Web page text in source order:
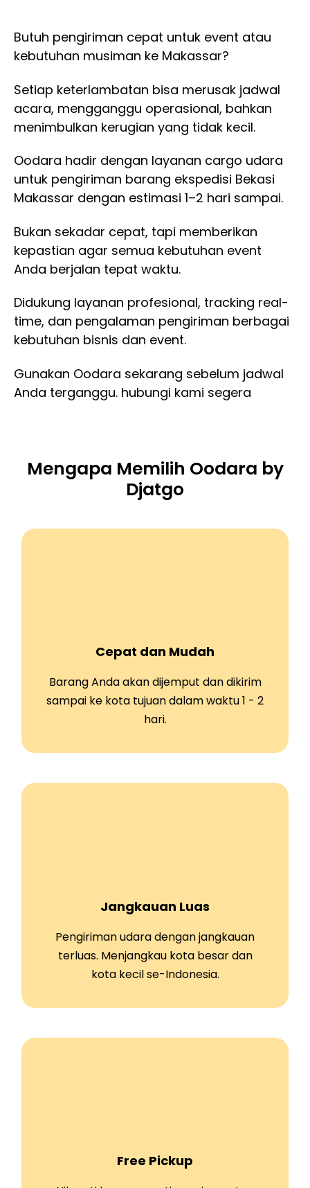
Butuh pengiriman cepat untuk event atau
kebutuhan musiman ke Makassar?
Setiap keterlambatan bisa merusak jadwal
acara, mengganggu operasional, bahkan
menimbulkan kerugian yang tidak kecil.
Oodara hadir dengan layanan cargo udara
untuk pengiriman barang ekspedisi Bekasi
Makassar dengan estimasi 1–2 hari sampai.
Bukan sekadar cepat, tapi memberikan
kepastian agar semua kebutuhan event
Anda berjalan tepat waktu.
Didukung layanan profesional, tracking real-
time, dan pengalaman pengiriman berbagai
kebutuhan bisnis dan event.
Gunakan Oodara sekarang sebelum jadwal
Anda terganggu. hubungi kami segera
Mengapa Memilih Oodara by
Djatgo
Cepat dan Mudah
Barang Anda akan dijemput dan dikirim
sampai ke kota tujuan dalam waktu 1 - 2
hari.
Jangkauan Luas
Pengiriman udara dengan jangkauan
terluas. Menjangkau kota besar dan
kota kecil se-Indonesia.
Free Pickup